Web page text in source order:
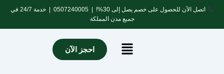
تخطي
المحتوى
اتصل الآن للحصول على خصم يصل إلى 30%! | 0507240005
| خدمة 24/7 في
جميع مدن المملكة
Menu احجز الآن